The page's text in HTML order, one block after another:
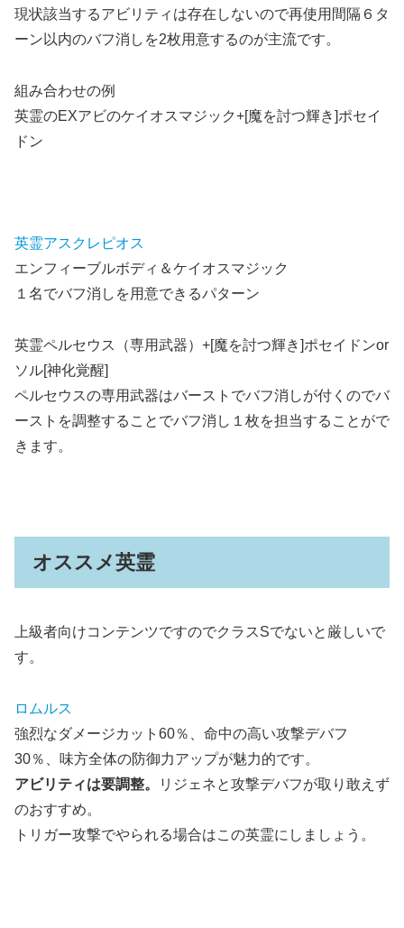
現状該当するアビリティは存在しないので再使用間隔６タ
ーン以内のバフ消しを2枚用意するのが主流です。
組み合わせの例
英霊のEXアビのケイオスマジック+[魔を討つ輝き]ポセイ
ドン
英霊アスクレピオス
エンフィーブルボディ＆ケイオスマジック
１名でバフ消しを用意できるパターン
英霊ペルセウス（専用武器）+[魔を討つ輝き]ポセイドンor
ソル[神化覚醒]
ペルセウスの専用武器はバーストでバフ消しが付くのでバ
ーストを調整することでバフ消し１枚を担当することがで
きます。
オススメ英霊
上級者向けコンテンツですのでクラスSでないと厳しいで
す。
ロムルス
強烈なダメージカット60％、命中の高い攻撃デバフ
30％、味方全体の防御力アップが魅力的です。
アビリティは要調整。
リジェネと攻撃デバフが取り敢えず
のおすすめ。
トリガー攻撃でやられる場合はこの英霊にしましょう。